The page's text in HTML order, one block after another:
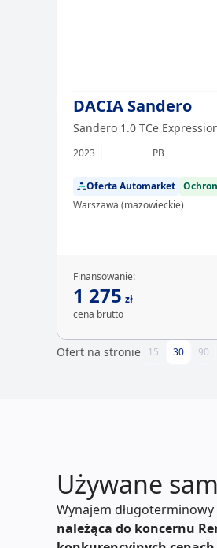
DACIA Sandero
Sandero 1.0 TCe
2023 PB
Oferta Automarket
Warszawa (mazowieckie)
Finansowanie:
1 275 zł
cena brutto
Ofert na stronie 15 30 90
Używane
Wynajem
należąca do koncernu